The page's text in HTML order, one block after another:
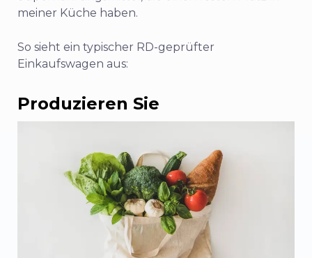
meiner Küche haben.
So sieht ein typischer RD-geprüfter
Einkaufswagen aus:
Produzieren Sie